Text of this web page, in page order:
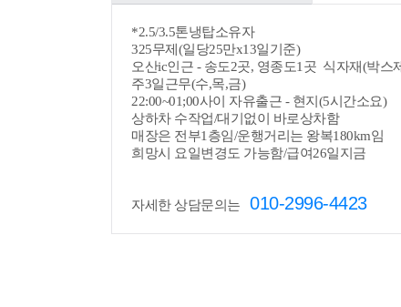
*2.5/3.5톤냉탑소유자
325무제(일당25만x13일기준)
오산ic인근 - 송도2곳, 영종도1곳 식자재(박스
주3일근무(수,목,금)
22:00~01;00사이 자유출근 - 현지(5시간소요)
상하차 수작업/대기없이 바로상차함
매장은 전부1층임/운행거리는 왕복180km임
희망시 요일변경도 가능함/급여26일지금
자세한 상담문의는 010-2996-4423